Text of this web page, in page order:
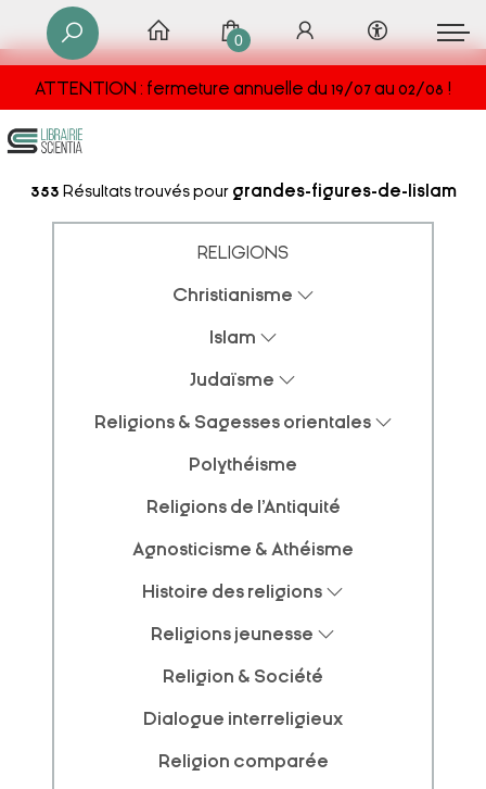
ATTENTION : fermeture annuelle du 19/07 au 02/08 !
0
353 Résultats trouvés pour grandes-figures-de-lislam
RELIGIONS
Christianisme
Islam
Judaïsme
Religions & Sagesses orientales
Polythéisme
Religions de l'Antiquité
Agnosticisme & Athéisme
Histoire des religions
Religions jeunesse
Religion & Société
Dialogue interreligieux
Religion comparée